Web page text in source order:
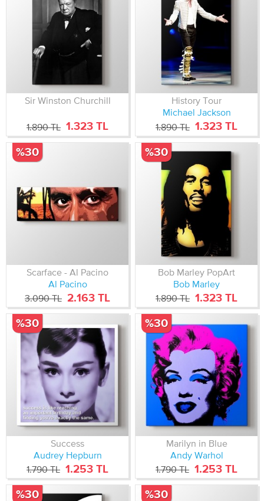
Sir Winston Churchill
1.890 TL 1.323 TL
History Tour
Michael Jackson
1.890 TL 1.323 TL
Scarface - Al Pacino
Al Pacino
3.090 TL 2.163 TL
%30
Bob Marley PopArt
Bob Marley
1.890 TL 1.323 TL
%30
Success
Audrey Hepburn
1.790 TL 1.253 TL
%30
Marilyn in Blue
Andy Warhol
1.790 TL 1.253 TL
%30
%30 %30